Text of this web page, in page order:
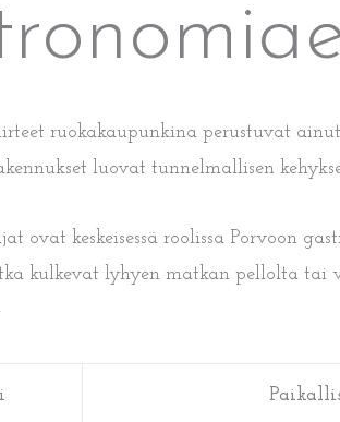
ruokakaupunkina perustuvat
luovat tunnelmallisen
ovat keskeisessä roolissa Porvoon
kulkevat lyhyen matkan pellolta tai